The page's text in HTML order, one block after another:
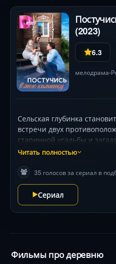
(2023)
6.3
мелодрама•
Сельская глубинка
встречи двух
старинной усадьбы и
архитектора. Искры от их
разрушить хрупкий мир
поэзия пейзажей и игра
подчеркивают накал чувств.
Читать полностью
35 голосов за сериал в
Сериал
Фильмы про деревню